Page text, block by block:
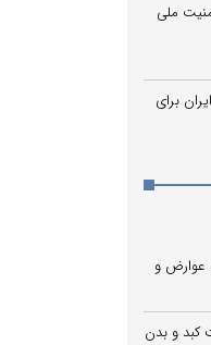
ملی
برای
عوارض و
کبد و بدن